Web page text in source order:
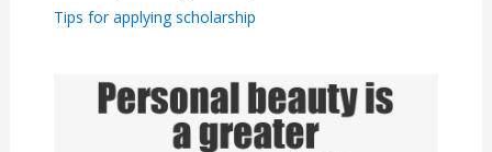
Tips for applying scholarship